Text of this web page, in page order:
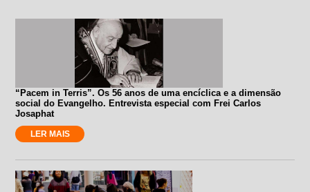
“Pacem in Terris”. Os 56 anos de uma encíclica e a dimensão
social do Evangelho. Entrevista especial com Frei Carlos
Josaphat
LER MAIS